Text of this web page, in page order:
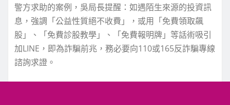
警方求助的案例，吳局長提醒：如遇陌生來源的投資訊
息，強調「公益性質絕不收費」，或用「免費領取飆
股」、「免費診股教學」、「免費報明牌」等話術吸引
加LINE，即為詐騙前兆，務必要向110或165反詐騙專線
諮詢求證。